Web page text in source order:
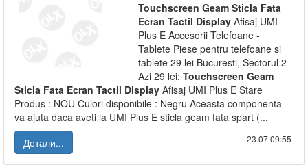
Touchscreen Geam Sticla Fata
Ecran Tactil Display Afisaj UMI
Plus E Accesorii Telefoane -
Tablete Piese pentru telefoane si
tablete 29 lei Bucuresti, Sectorul 2
Azi 29 lei: Touchscreen Geam
Sticla Fata Ecran Tactil Display Afisaj UMI Plus E Stare
Produs : NOU Culori disponibile : Negru Aceasta componenta
va ajuta daca aveti la UMI Plus E sticla geam fata spart (...
Детали...
23.07|09:55